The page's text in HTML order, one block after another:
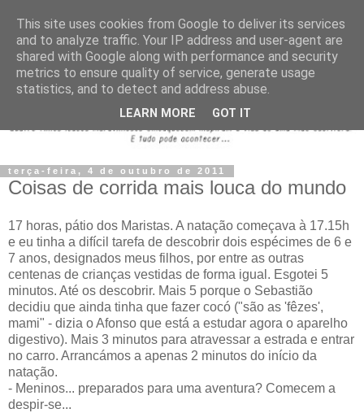
terça-feira, 4 de outubro de 2011
Coisas de corrida mais louca do mundo
17 horas, pátio dos Maristas. A natação começava à 17.15h
e eu tinha a difícil tarefa de descobrir dois espécimes de 6 e
7 anos, designados meus filhos, por entre as outras
centenas de crianças vestidas de forma igual. Esgotei 5
minutos. Até os descobrir. Mais 5 porque o Sebastião
decidiu que ainda tinha que fazer cocó ("são as 'fêzes',
mami" - dizia o Afonso que está a estudar agora o aparelho
digestivo). Mais 3 minutos para atravessar a estrada e entrar
no carro. Arrancámos a apenas 2 minutos do início da
natação.
- Meninos... preparados para uma aventura? Comecem a
despir-se...
This site uses cookies from Google to deliver its services
and to analyze traffic. Your IP address and user-agent are
shared with Google along with performance and security
metrics to ensure quality of service, generate usage
statistics, and to detect and address abuse.
LEARN MORE GOT IT